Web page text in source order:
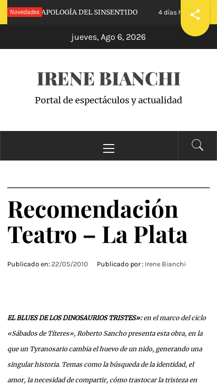
Saltar
al
NovedadesAPOLOGÍA DEL SINSENTIDO 4 días hace
jueves, Ago 6, 2026
IRENE BIANCHI
Portal de espectáculos y actualidad
principal
Recomendación
Teatro – La Plata
Publicado en: 22/05/2010 Publicado por : Irene Bianchi
EL BLUES DE LOS DINOSAURIOS TRISTES»:en el marco del ciclo
«Sábados de Títeres», Roberto Sancho presenta esta obra, en la
que un Tyranosario cambia el huevo de un nido, generando una
singular historia. Temas como la búsqueda de la identidad, el
amor, la necesidad de compartir, cómo trastocar la tristeza en